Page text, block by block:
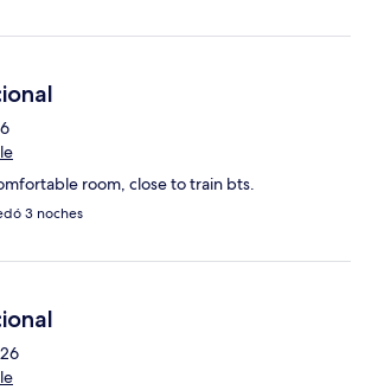
room, close to train bts.
3 noches